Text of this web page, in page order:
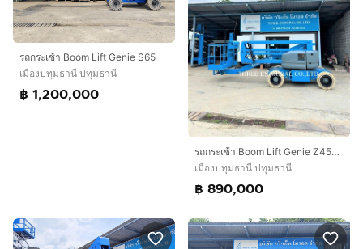
รถกระเช้า Boom Lift Genie S65
เมืองปทุมธานี ปทุมธานี
฿ 1,200,000
รถกระเช้า Boom Lift Genie Z45-25
เมืองปทุมธานี ปทุมธานี
฿ 890,000